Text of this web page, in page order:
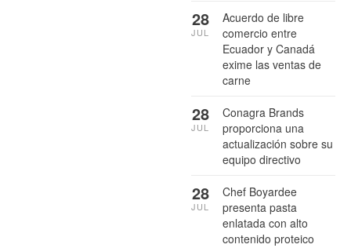
Acuerdo de libre
comercio entre
Ecuador y Canadá
exime las ventas de
carne
28
JUL
Conagra Brands
proporciona una
actualización sobre su
equipo directivo
28
JUL
Chef Boyardee
presenta pasta
enlatada con alto
contenido proteico
28
JUL